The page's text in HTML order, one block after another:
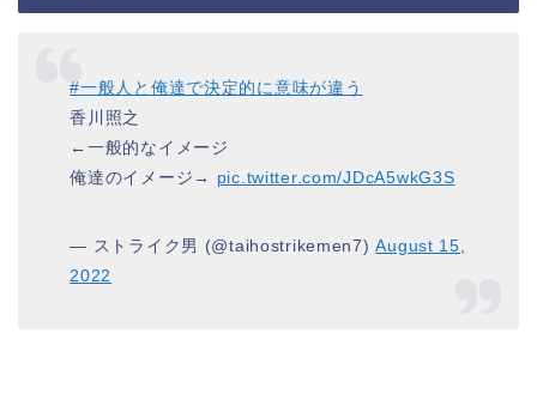
#一般人と俺達で決定的に意味が違う
香川照之
←一般的なイメージ
俺達のイメージ→ pic.twitter.com/JDcA5wkG3S
— ストライク男 (@taihostrikemen7)August 15,
2022